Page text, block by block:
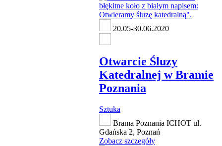
20.05-30.06.2020
Otwarcie Śluzy
Katedralnej w Bramie
Poznania
Sztuka
Brama Poznania ICHOT ul.
Gdańska 2, Poznań
Zobacz szczegóły